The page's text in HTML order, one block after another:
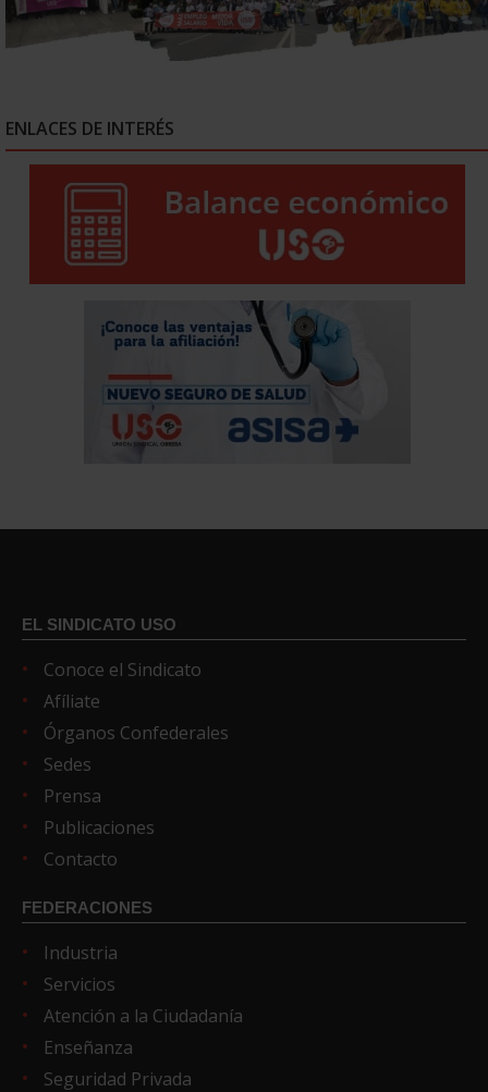
ENLACES DE INTERÉS
EL SINDICATO USO
Conoce el Sindicato
Afíliate
Órganos Confederales
Sedes
Prensa
Publicaciones
Contacto
FEDERACIONES
Industria
Servicios
Atención a la Ciudadanía
Enseñanza
Seguridad Privada